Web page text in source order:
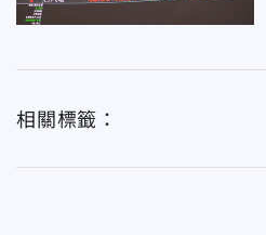
相關標籤：